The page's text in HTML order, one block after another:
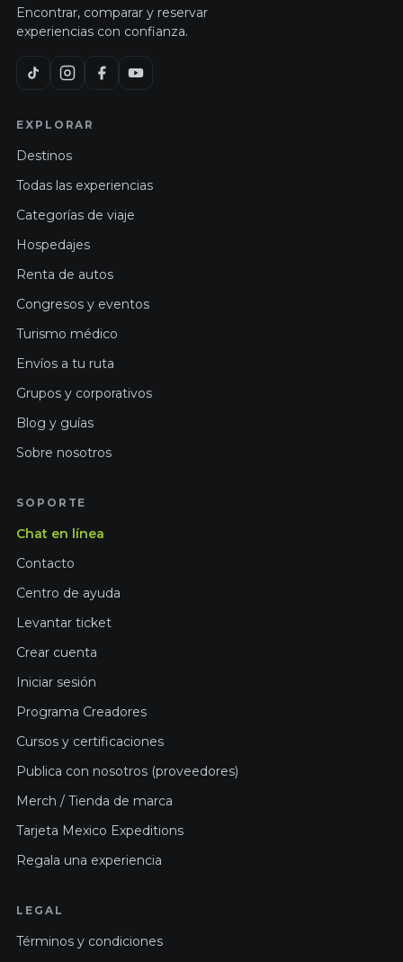
Encontrar, comparar y reservar
experiencias con confianza.
EXPLORAR
Destinos
Todas las experiencias
Categorías de viaje
Hospedajes
Renta de autos
Congresos y eventos
Turismo médico
Envíos a tu ruta
Grupos y corporativos
Blog y guías
Sobre nosotros
SOPORTE
Chat en línea
Contacto
Centro de ayuda
Levantar ticket
Crear cuenta
Iniciar sesión
Programa Creadores
Cursos y certificaciones
Publica con nosotros (proveedores)
Merch / Tienda de marca
Tarjeta Mexico Expeditions
Regala una experiencia
LEGAL
Términos y condiciones